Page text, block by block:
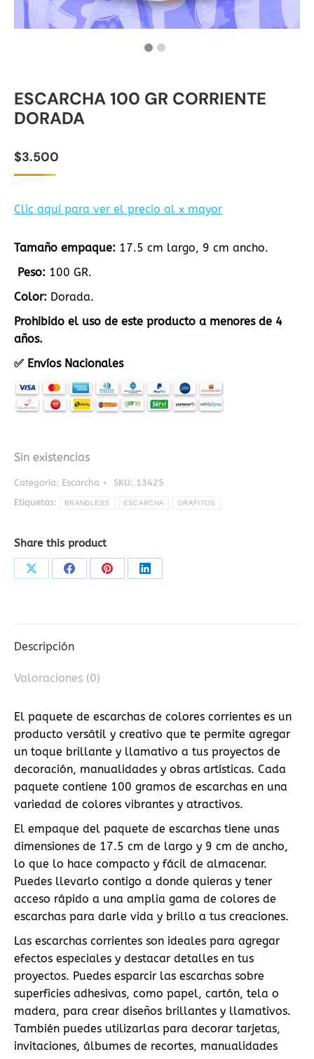
ESCARCHA 100 GR CORRIENTE
DORADA
$3.500
Clic aquí para ver el precio al x mayor
Tamaño empaque: 17.5 cm largo, 9 cm ancho.
Peso: 100 GR.
Color: Dorada.
Prohibido el uso de este producto a menores de 4
años.
✅ Envíos Nacionales
Sin existencias
Categoría: Escarcha SKU: 13425
Etiquetas:
BRANDLESS ESCARCHA GRAFITOS
Share this product
Share Share Share Share
Descripción
Valoraciones (0)
El paquete de escarchas de colores corrientes es un
producto versátil y creativo que te permite agregar
un toque brillante y llamativo a tus proyectos de
decoración, manualidades y obras artísticas. Cada
paquete contiene 100 gramos de escarchas en una
variedad de colores vibrantes y atractivos.
El empaque del paquete de escarchas tiene unas
dimensiones de 17.5 cm de largo y 9 cm de ancho,
lo que lo hace compacto y fácil de almacenar.
Puedes llevarlo contigo a donde quieras y tener
acceso rápido a una amplia gama de colores de
escarchas para darle vida y brillo a tus creaciones.
Las escarchas corrientes son ideales para agregar
efectos especiales y destacar detalles en tus
proyectos. Puedes esparcir las escarchas sobre
superficies adhesivas, como papel, cartón, tela o
madera, para crear diseños brillantes y llamativos.
También puedes utilizarlas para decorar tarjetas,
invitaciones, álbumes de recortes, manualidades